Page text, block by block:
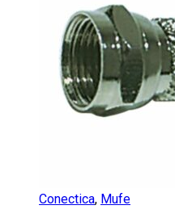
Conectica, Mufe